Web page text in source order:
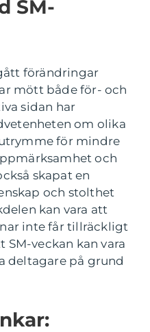
SM-
förändringar
mött både för- och
sidan har
om olika
för mindre
och
skapat en
och stolthet
kan vara att
inte får tillräckligt
veckan kan vara
deltagare på grund